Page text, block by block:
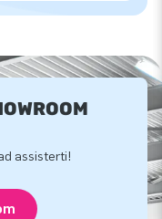
assisterti!